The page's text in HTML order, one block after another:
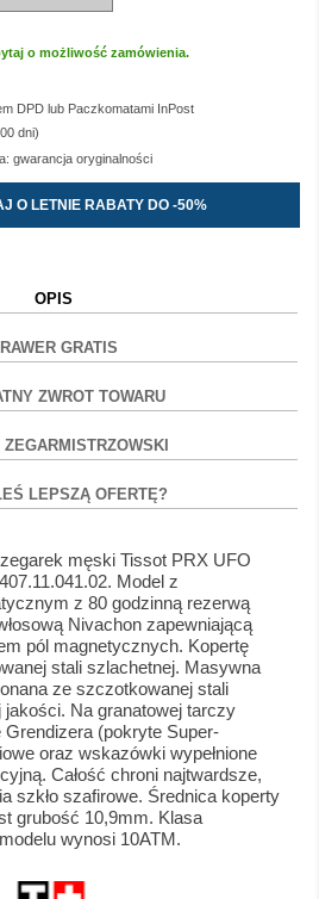
o możliwość zamówienia.
DPD lub Paczkomatami InPost
dni)
gwarancja oryginalności
O LETNIE RABATY DO -50%
OPIS
GRATIS
ZWROT TOWARU
LEPSZĄ OFERTĘ?
męski Tissot PRX UFO
Model z
z 80 godzinną rezerwą
Nivachon zapewniającą
pól magnetycznych. Kopertę
stali szlachetnej. Masywna
ze szczotkowanej stali
Na granatowej tarczy
(pokryte Super-
oraz wskazówki wypełnione
Całość chroni najtwardsze,
szkło szafirowe. Średnica koperty
grubość 10,9mm. Klasa
wynosi 10ATM.